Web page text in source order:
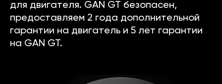
для двигателя. GAN GT безопасен,
предоставляем 2 года дополнительной
гарантии на двигатель и 5 лет гарантии
на GAN GT.